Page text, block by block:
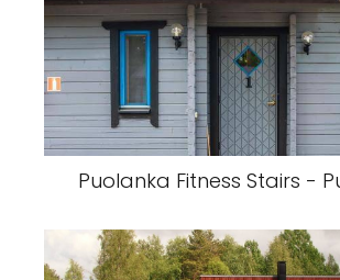
Puolanka Fitness Stairs -